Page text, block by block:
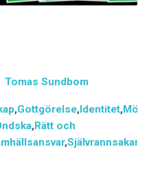
Tomas Sundbom
,Gottgörelse,Identitet,Möte
,Rätt och
,Självrannsakan